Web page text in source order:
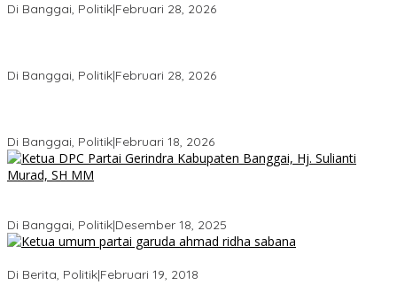
Di Banggai, Politik|Februari 28, 2026
Di Banggai, Politik|Februari 28, 2026
Di Banggai, Politik|Februari 18, 2026
Di Banggai, Politik|Desember 18, 2025
Di Berita, Politik|Februari 19, 2018